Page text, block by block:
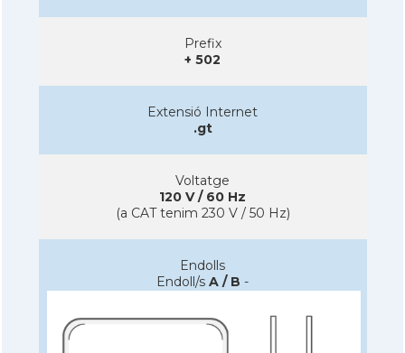
Prefix
+ 502
Extensió Internet
.gt
Voltatge
120 V / 60 Hz
(a CAT tenim 230 V / 50 Hz)
Endolls
Endoll/s A / B -